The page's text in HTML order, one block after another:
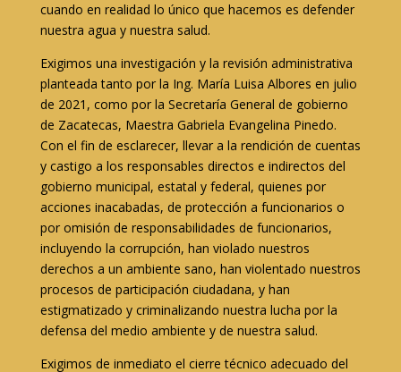
cuando en realidad lo único que hacemos es defender
nuestra agua y nuestra salud.
Exigimos una investigación y la revisión administrativa
planteada tanto por la Ing. María Luisa Albores en julio
de 2021, como por la Secretaría General de gobierno
de Zacatecas, Maestra Gabriela Evangelina Pinedo.
Con el fin de esclarecer, llevar a la rendición de cuentas
y castigo a los responsables directos e indirectos del
gobierno municipal, estatal y federal, quienes por
acciones inacabadas, de protección a funcionarios o
por omisión de responsabilidades de funcionarios,
incluyendo la corrupción, han violado nuestros
derechos a un ambiente sano, han violentado nuestros
procesos de participación ciudadana, y han
estigmatizado y criminalizando nuestra lucha por la
defensa del medio ambiente y de nuestra salud.
Exigimos de inmediato el cierre técnico adecuado del